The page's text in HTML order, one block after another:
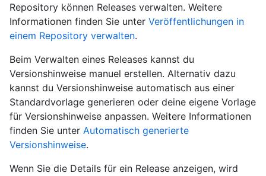
Repository können Releases verwalten. Weitere
Informationen finden Sie unter Veröffentlichungen in
einem Repository verwalten.
Beim Verwalten eines Releases kannst du
Versionshinweise manuel erstellen. Alternativ dazu
kannst du Versionshinweise automatisch aus einer
Standardvorlage generieren oder deine eigene Vorlage
für Versionshinweise anpassen. Weitere Informationen
finden Sie unter Automatisch generierte
Versionshinweise.
Wenn Sie die Details für ein Release anzeigen, wird